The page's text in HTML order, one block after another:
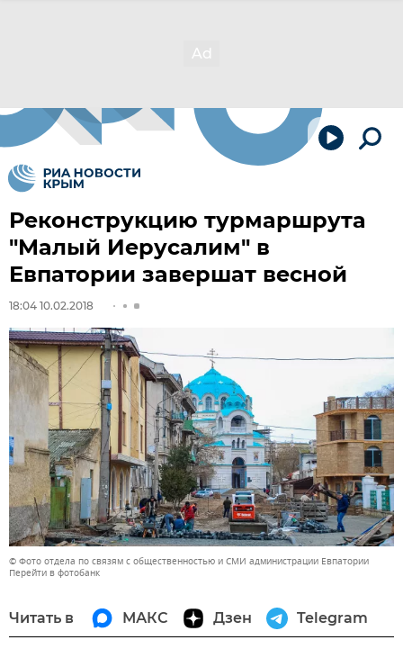
Реконструкцию турмаршрута
"Малый Иерусалим" в
Евпатории завершат весной
18:04 10.02.2018
© Фото отдела по связям с общественностью и СМИ администрации Евпатории
Перейти в фотобанк
Читать в МАКС Дзен Telegram